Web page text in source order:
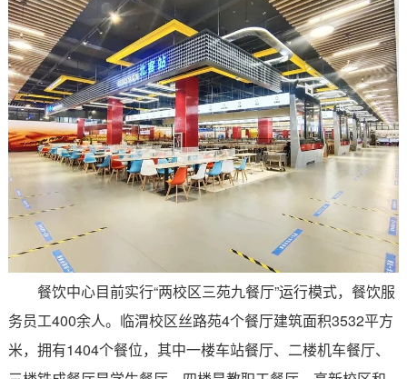
餐饮中心目前实行“两校区三苑九餐厅”运行模式，餐饮服
务员工400余人。临渭校区丝路苑4个餐厅建筑面积3532平方
米，拥有1404个餐位，其中一楼车站餐厅、二楼机车餐厅、